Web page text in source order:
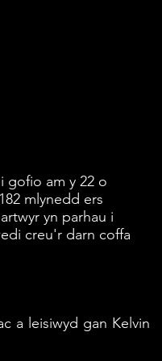
gofio am y 22 o
mlynedd ers
yn parhau i
creu'r darn coffa
a leisiwyd gan Kelvin